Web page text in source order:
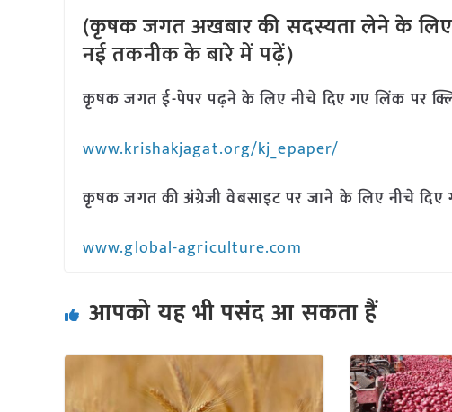
(कृषक जगत अखबार की सदस्यता लेने के
नई तकनीक के बारे में पढ़ें)
कृषक जगत ई-पेपर पढ़ने के लिए नीचे दिए गए लिंक पर
www.krishakjagat.org/kj_epaper/
कृषक जगत की अंग्रेजी वेबसाइट पर जाने के लिए नीचे
www.global-agriculture.com
आपको यह भी पसंद आ सकता हैं